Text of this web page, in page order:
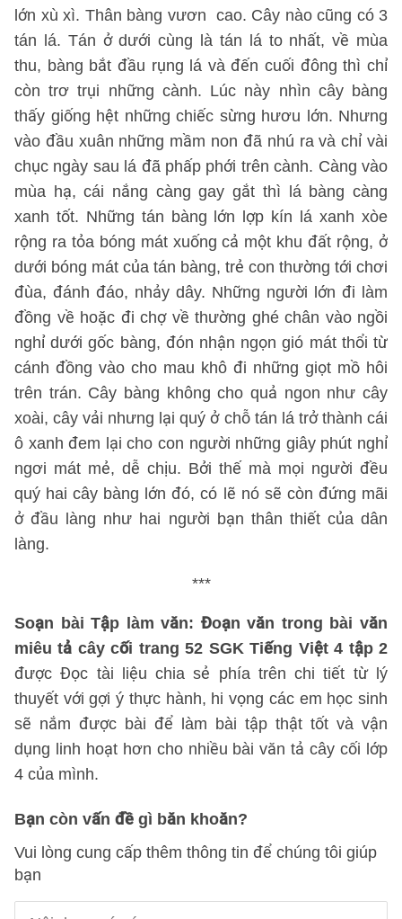
lớn xù xì. Thân bàng vươn cao. Cây nào cũng có 3
tán lá. Tán ở dưới cùng là tán lá to nhất, về mùa
thu, bàng bắt đầu rụng lá và đến cuối đông thì chỉ
còn trơ trụi những cành. Lúc này nhìn cây bàng
thấy giống hệt những chiếc sừng hươu lớn. Nhưng
vào đầu xuân những mầm non đã nhú ra và chỉ vài
chục ngày sau lá đã phấp phới trên cành. Càng vào
mùa hạ, cái nắng càng gay gắt thì lá bàng càng
xanh tốt. Những tán bàng lớn lợp kín lá xanh xòe
rộng ra tỏa bóng mát xuống cả một khu đất rộng, ở
dưới bóng mát của tán bàng, trẻ con thường tới chơi
đùa, đánh đáo, nhảy dây. Những người lớn đi làm
đồng về hoặc đi chợ về thường ghé chân vào ngồi
nghỉ dưới gốc bàng, đón nhận ngọn gió mát thổi từ
cánh đồng vào cho mau khô đi những giọt mồ hôi
trên trán. Cây bàng không cho quả ngon như cây
xoài, cây vải nhưng lại quý ở chỗ tán lá trở thành cái
ô xanh đem lại cho con người những giây phút nghỉ
ngơi mát mẻ, dễ chịu. Bởi thế mà mọi người đều
quý hai cây bàng lớn đó, có lẽ nó sẽ còn đứng mãi
ở đầu làng như hai người bạn thân thiết của dân
làng.
***
Soạn bài Tập làm văn: Đoạn văn trong bài văn
miêu tả cây cối trang 52 SGK Tiếng Việt 4 tập 2
được Đọc tài liệu chia sẻ phía trên chi tiết từ lý
thuyết với gợi ý thực hành, hi vọng các em học sinh
sẽ nắm được bài để làm bài tập thật tốt và vận
dụng linh hoạt hơn cho nhiều bài văn tả cây cối lớp
4 của mình.
Bạn còn vấn đề gì băn khoăn?
Vui lòng cung cấp thêm thông tin để chúng tôi giúp
bạn